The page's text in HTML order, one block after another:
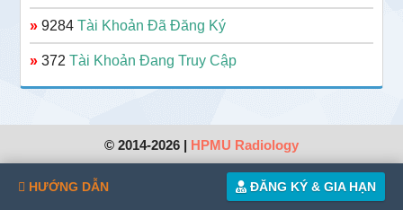
» 9284Tài Khoản Đã Đăng Ký
» 372Tài Khoản Đang Truy Cập
© 2014-2026 | HPMU Radiology
HƯỚNG DẪN ĐĂNG KÝ & GIA HẠN